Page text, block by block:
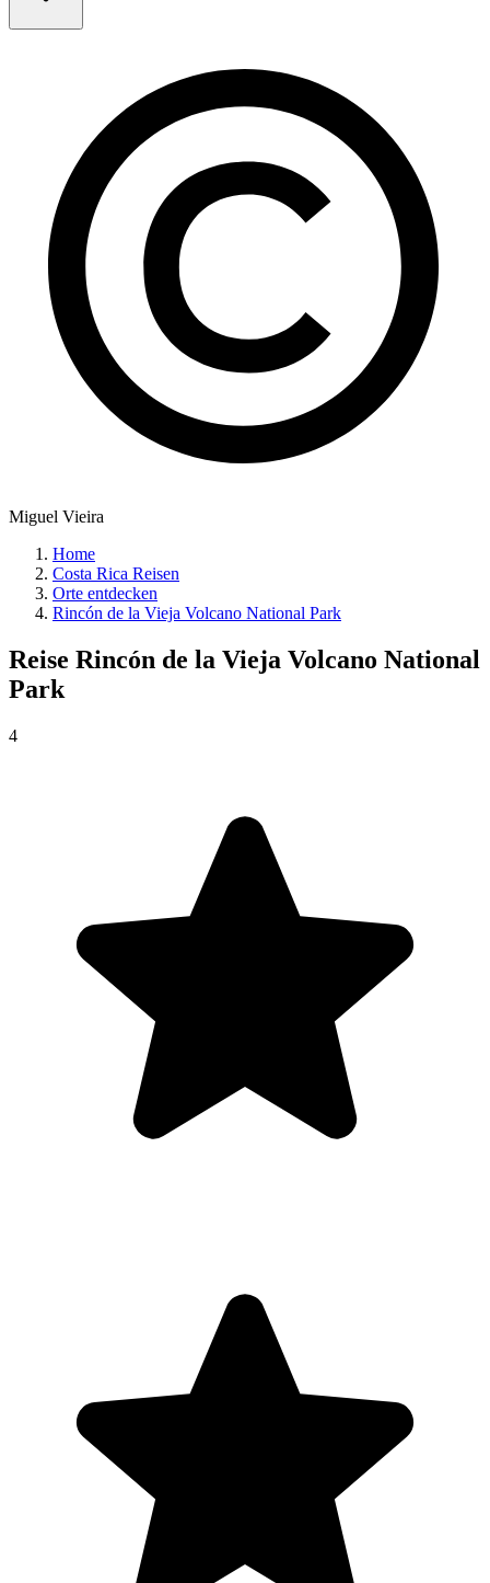
Miguel Vieira
Home
Costa Rica Reisen
Orte entdecken
Rincón de la Vieja Volcano National Park
Reise Rincón de la Vieja Volcano National
Park
4